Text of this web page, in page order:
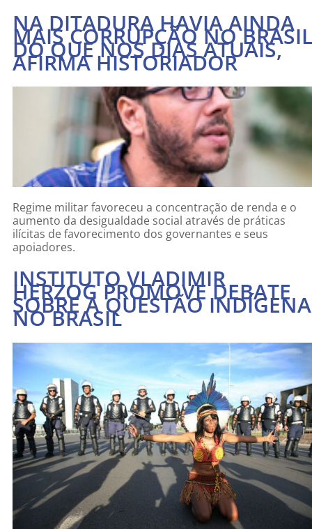
NA DITADURA HAVIA AINDA
MAIS CORRUPÇÃO NO BRASIL
DO QUE NOS DIAS ATUAIS,
AFIRMA HISTORIADOR
Regime militar favoreceu a concentração de renda e o
aumento da desigualdade social através de práticas
ilícitas de favorecimento dos governantes e seus
apoiadores.
INSTITUTO VLADIMIR
HERZOG PROMOVE DEBATE
SOBRE A QUESTÃO INDÍGENA
NO BRASIL